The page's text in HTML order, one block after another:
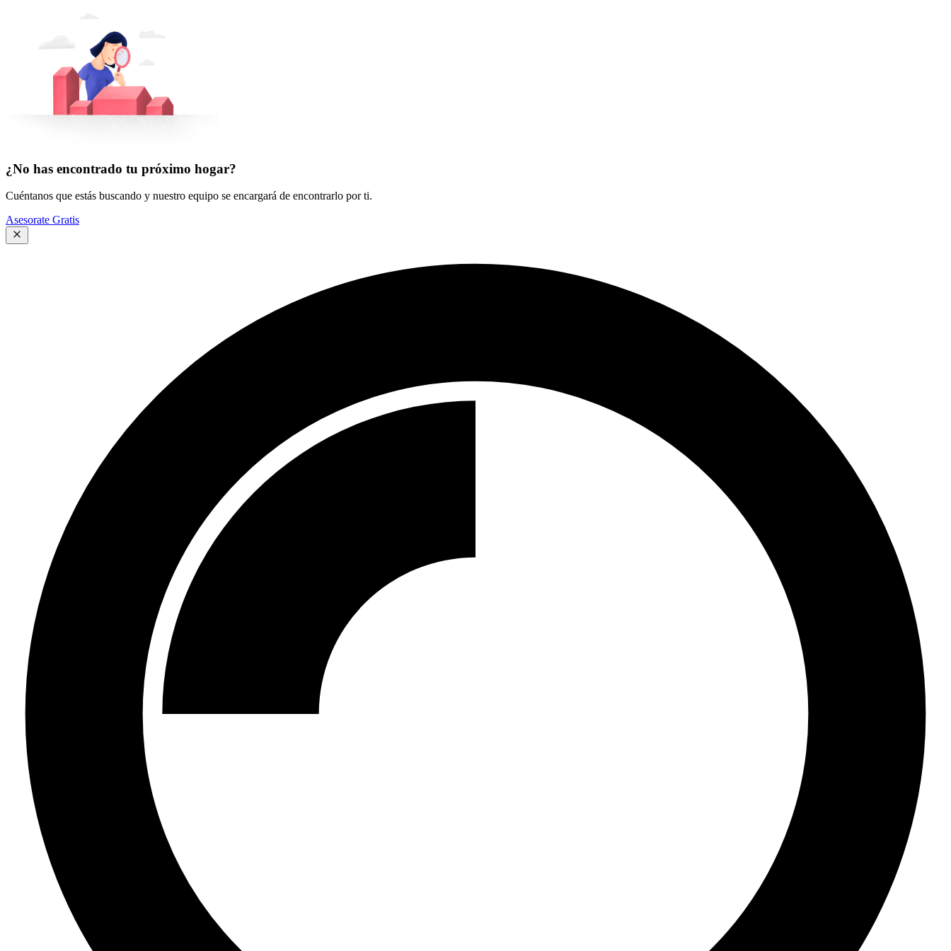
¿No has encontrado tu próximo hogar?
Cuéntanos que estás buscando y nuestro equipo se encargará de encontrarlo por ti.
Asesorate Gratis